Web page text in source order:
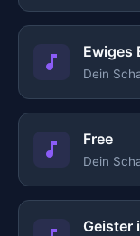
Ewiges
Dein
Free
Dein
Geister